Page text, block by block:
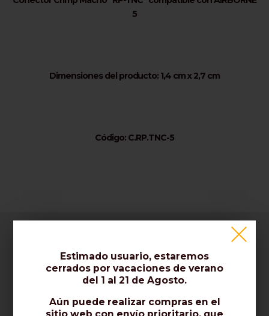
5
Dimensiones del producto: 1,4 cm x 2,7 cm
Código: C.RP.TNC-5
Empresa
Sobre nosotros / Contáctenos
Certificados / Normas / Calidad
Estimado usuario, estaremos
cerrados por vacaciones de verano
del 1 al 21 de Agosto.
Aún puede realizar compras en el